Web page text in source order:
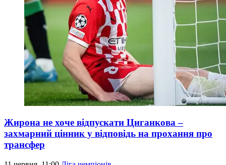
Жирона не хоче відпускати Циганкова –
захмарний цінник у відповідь на прохання про
трансфер